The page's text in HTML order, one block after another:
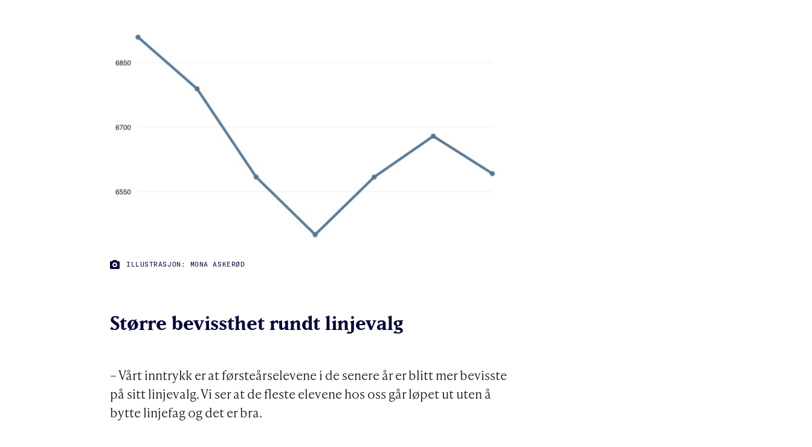
FOTO:
ILLUSTRASJON: MONA ASKERØD
Større bevissthet rundt linjevalg
– Vårt inntrykk er at førsteårselevene i de senere år er blitt mer bevisste
på sitt linjevalg. Vi ser at de fleste elevene hos oss går løpet ut uten å
bytte linjefag og det er bra.